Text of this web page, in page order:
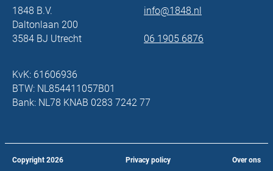
1848 B.V.
Daltonlaan 200
3584 BJ Utrecht
info@1848.nl
06 1905 6876
KvK: 61606936
BTW: NL854411057B01
Bank: NL78 KNAB 0283 7242 77
Copyright 2026 Privacy policy Over ons